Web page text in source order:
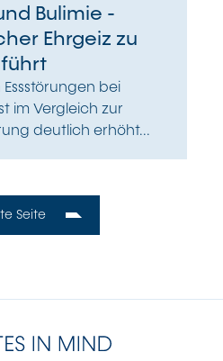
Bulimie -
Ehrgeiz zu
führt
bei
im Vergleich zur
deutlich erhöht...
Seite